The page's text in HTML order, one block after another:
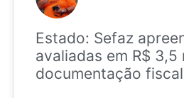
Estado: Sefaz
avaliadas em R$ 3,5
documentação fiscal